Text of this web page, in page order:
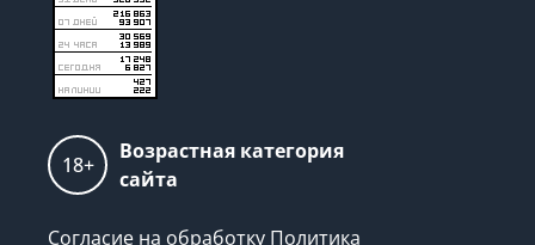
18+
Возрастная категория
сайта
Согласие на обработку Политика